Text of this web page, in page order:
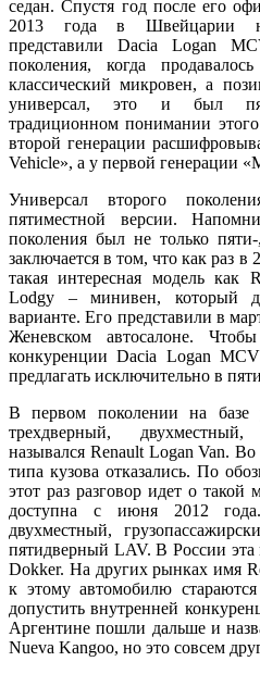
седан. Спустя год после его
2013 года в Швейцарии
представили Dacia Logan
поколения, когда
классический микровен, а
универсал, это и был
традиционном понимании
второй генерации
Vehicle», а у первой генерации
Универсал второго
пятиместной версии.
поколения был не только
заключается в том, что как раз
такая интересная модель
Lodgy – минивен, который
варианте. Его представили в
Женевском автосалоне.
конкуренции Dacia Logan
предлагать исключительно в
В первом поколении на базе
трехдверный,
назывался Renault Logan Van.
типа кузова отказались. По
этот раз разговор идет о
доступна с июня 2012
двухместный,
пятидверный LAV. В России эта
Dokker. На других рынках имя
к этому автомобилю
допустить внутренней
Аргентине пошли дальше и
Nueva Kangoo, но это совсем